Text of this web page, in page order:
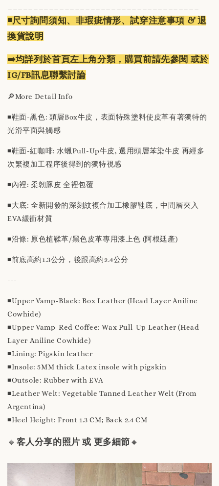
◾️尺寸詢問須知、非瑕疵情形、試穿注意事項 & 退
換貨說明
➡️均詳列於首頁左上角分類，購買前請先參閱 或於
IG/FB訊息聯繫討論
🔎More Detail Info
◾️鞋面-黑色: 頭層Box牛皮，表面特殊塗料使皮革有著獨特的
光滑平面與觸感
◾️鞋面-紅咖啡: 水蠟Pull-Up牛皮, 選用頭層苯染牛皮 再經多
次繁複加工程序後得到的獨特視感
◾️內裡: 柔韌豚皮 全裡包覆
◾️大底: 全新開發的深刻紋複合加工橡膠鞋底，中間層夾入
EVA緩衝材質
◾️沿條: 原色植鞣革/黑色皮革專用漆上色 (阿根廷產)
◾️前底高約1.3公分，後跟高約2.4公分
---
◾️Upper Vamp-Black: Box Leather (Head Layer Aniline
Cowhide)
◾️Upper Vamp-Red Coffee: Wax Pull-Up Leather (Head
Layer Aniline Cowhide)
◾️Lining: Pigskin leather
◾️Insole: 5MM thick Latex insole with pigskin
◾️Outsole: Rubber with EVA
◾️Leather Welt: Vegetable Tanned Leather Welt (From
Argentina)
◾️Heel Height: Front 1.3 CM; Back 2.4 CM
🔸 客人分享的照片 或 更多細節 🔸